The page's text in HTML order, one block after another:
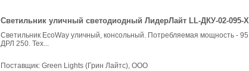
Светильник уличный светодиодный ЛидерЛайт LL-ДКУ-02-095-
Светильник EcoWay уличный, консольный. Потребляемая мощность -
ДРЛ 250. Тех...
Поставщик: Green Lights (Грин Лайтс), ООО